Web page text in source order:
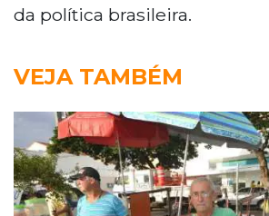
da política brasileira.
VEJA TAMBÉM